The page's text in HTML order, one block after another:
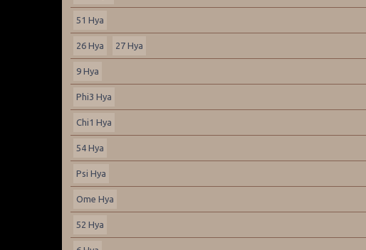
51 Hya
26 Hya 27 Hya
9 Hya
Phi3 Hya
Chi1 Hya
54 Hya
Psi Hya
Ome Hya
52 Hya